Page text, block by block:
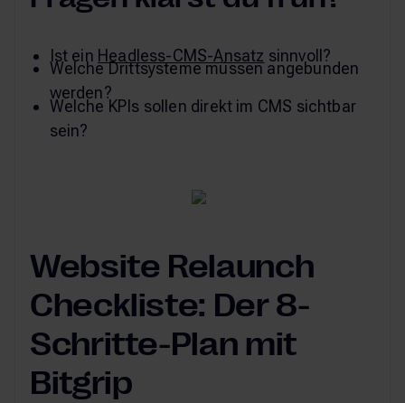
Ist ein Headless-CMS-Ansatz sinnvoll?
Welche Drittsysteme müssen angebunden
werden?
Welche KPIs sollen direkt im CMS sichtbar
sein?
Website Relaunch
Checkliste: Der 8-
Schritte-Plan mit
Bitgrip